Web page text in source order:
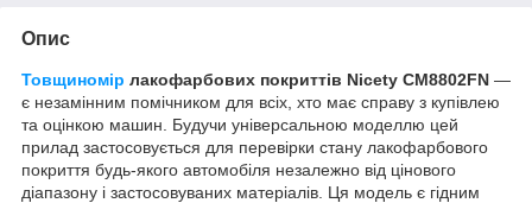
Опис
Товщиномір лакофарбових покриттів Nicety CM8802FN —
є незамінним помічником для всіх, хто має справу з купівлею
та оцінкою машин. Будучи універсальною моделлю цей
прилад застосовується для перевірки стану лакофарбового
покриття будь-якого автомобіля незалежно від цінового
діапазону і застосовуваних матеріалів. Ця модель є гідним